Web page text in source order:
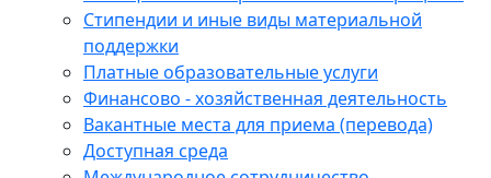
Стипендии и иные виды материальной
поддержки
Платные образовательные услуги
Финансово - хозяйственная деятельность
Вакантные места для приема (перевода)
Доступная среда